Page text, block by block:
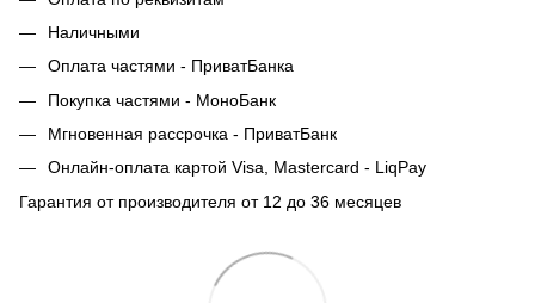
Наличными
Оплата частями - ПриватБанка
Покупка частями - МоноБанк
Мгновенная рассрочка - ПриватБанк
Онлайн-оплата картой Visa, Mastercard - LiqPay
Гарантия от производителя от 12 до 36 месяцев